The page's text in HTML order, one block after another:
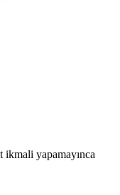
ikmali yapamayınca